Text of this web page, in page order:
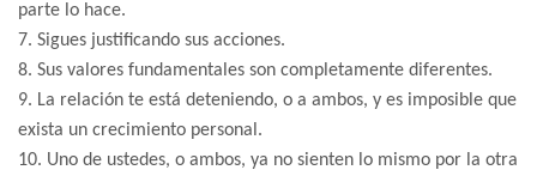
parte lo hace.
7. Sigues justificando sus acciones.
8. Sus valores fundamentales son completamente diferentes.
9. La relación te está deteniendo, o a ambos, y es imposible que
exista un crecimiento personal.
10. Uno de ustedes, o ambos, ya no sienten lo mismo por la otra